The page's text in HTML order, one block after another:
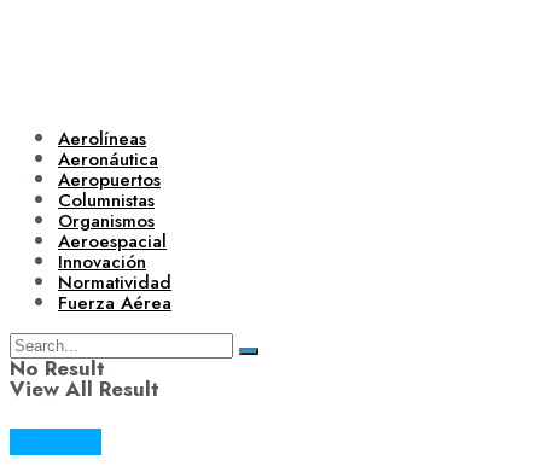
Aerolíneas
Aeronáutica
Aeropuertos
Columnistas
Organismos
Aeroespacial
Innovación
Normatividad
Fuerza Aérea
No Result
View All Result